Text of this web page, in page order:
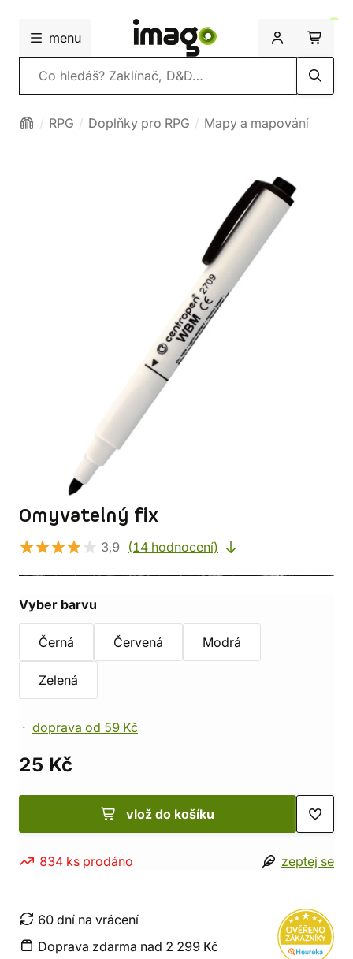
menu
Vyhledávání
RPG Doplňky pro RPG Mapy a mapování
Omyvatelný fix
3,9 (14 hodnocení)
Vyber barvu
Černá Červená Modrá
Zelená
doprava od 59 Kč
25 Kč
vlož do košíku
834 ks prodáno zeptej se
60 dní na vrácení
Doprava zdarma nad 2 299 Kč